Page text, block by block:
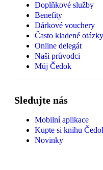
Doplňkové služby
Benefity
Dárkové vouchery
Často kladené otázky
Online delegát
Naši průvodci
Můj Čedok
Sledujte nás
Mobilní aplikace
Kupte si knihu
Novinky